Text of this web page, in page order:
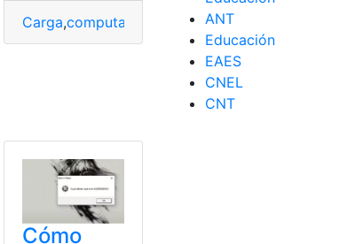
Segmentos
versiones
Puntos
Carga,computadora Odnoklassniki
Cómo
ANT
Educación
EAES
CNEL
CNT